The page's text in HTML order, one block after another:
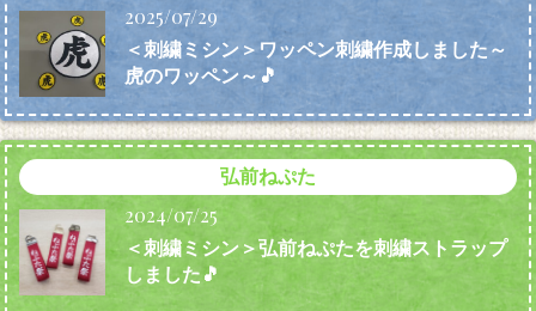
2025/07/29
＜刺繍ミシン＞ワッペン刺繍作成しました～
虎のワッペン～🎵
弘前ねぷた
2024/07/25
＜刺繍ミシン＞弘前ねぷたを刺繍ストラップ
しました🎵